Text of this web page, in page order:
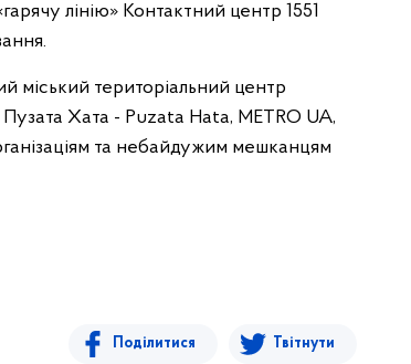
лінію» Контактний центр 1551
міський територіальний центр
Хата - Puzata Hata, METRO UA,
та небайдужим мешканцям
Поділитися Твітнути